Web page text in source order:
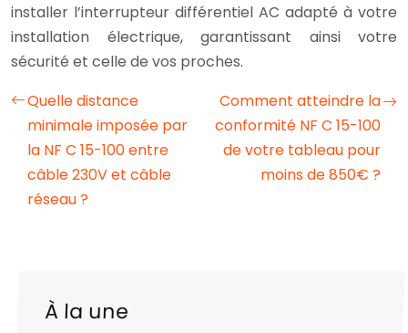
installer l’interrupteur différentiel AC adapté à votre
installation électrique, garantissant ainsi votre
sécurité et celle de vos proches.
Quelle distance
minimale imposée par
la NF C 15-100 entre
câble 230V et câble
réseau ?
Comment atteindre la
conformité NF C 15-100
de votre tableau pour
moins de 850€ ?
À la une